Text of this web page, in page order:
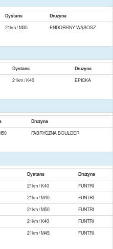
Dystans
Druzyna
21km / M35 ENDORFINY WĄSOSZ
Dystans
Druzyna
21km / K40 EPICKA
Druzyna
FABRYCZNA BOULDER
Dystans
Druzyna
21km / K40
FUNTRI
21km / M40
FUNTRI
21km / M50
FUNTRI
21km / K40
FUNTRI
21km / M45 FUNTRI